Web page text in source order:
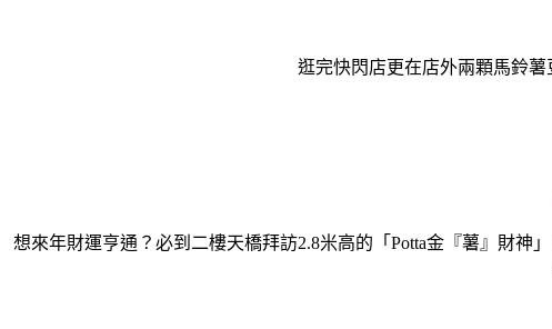
逛完快閃店更在店外兩顆馬鈴薯
想來年財運亨通？必到二樓天橋拜訪2.8米高的「Potta金『薯』財神